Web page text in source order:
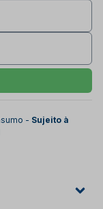
- Sujeito à